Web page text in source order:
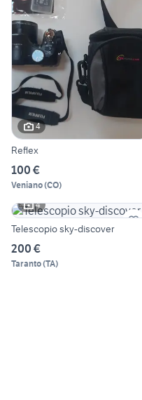
4
Reflex
100 €
Veniano(CO)
4
Telescopio sky-discover
200 €
Taranto(TA)